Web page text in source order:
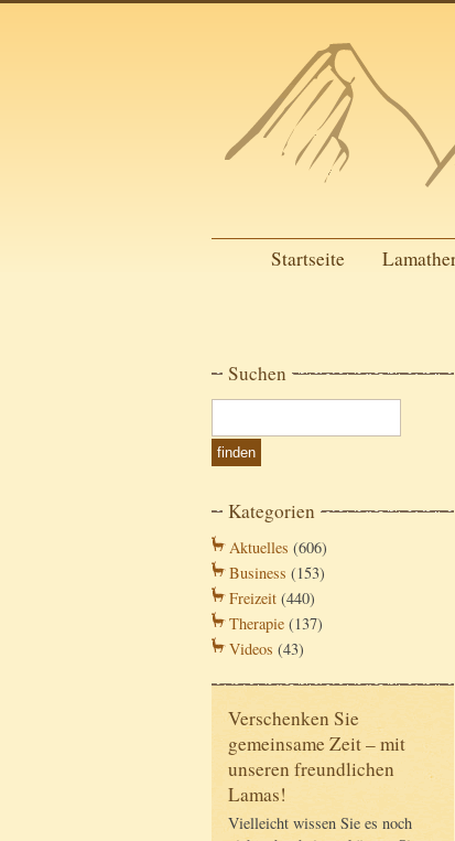
Startseite
Suchen
Kategorien
Aktuelles (606)
Business (153)
Freizeit (440)
Therapie (137)
Videos (43)
Verschenken Sie
gemeinsame Zeit – mit
unseren freundlichen
Lamas!
Vielleicht wissen Sie es noch